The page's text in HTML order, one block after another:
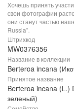
Хочешь принять
свои фотографии
они станут частью
Russia".
Штрихкод
MW0376356
Название в коллекции
Berteroa incana
Принятое название
Berteroa incana (L.)
зеленый)